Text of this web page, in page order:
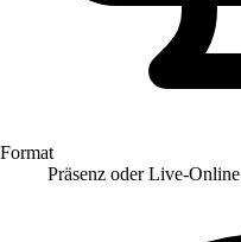
Format
Präsenz oder Live-Online